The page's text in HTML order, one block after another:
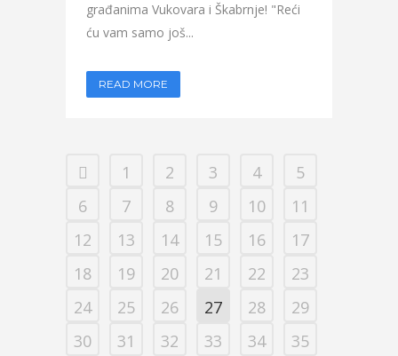
građanima Vukovara i Škabrnje! "Reći
ću vam samo još...
READ MORE
1 2 3 4
5
6
7 8 9 10
11
12
13 14 15 16
17
18
19 20 21 22
23
24
25 26 27 28
29
30
31 32 33 34 35